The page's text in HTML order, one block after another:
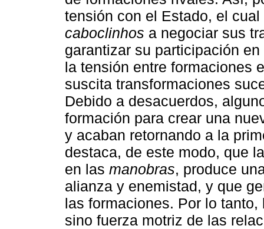
tensión con el Estado, el
caboclinhos a negociar sus
garantizar su participación
la tensión entre formaciones
suscita transformaciones
Debido a desacuerdos,
formación para crear una
y acaban retornando a la
destaca, de este modo, que
en las manobras, produce
alianza y enemistad, y que
las formaciones. Por lo
sino fuerza motriz de las